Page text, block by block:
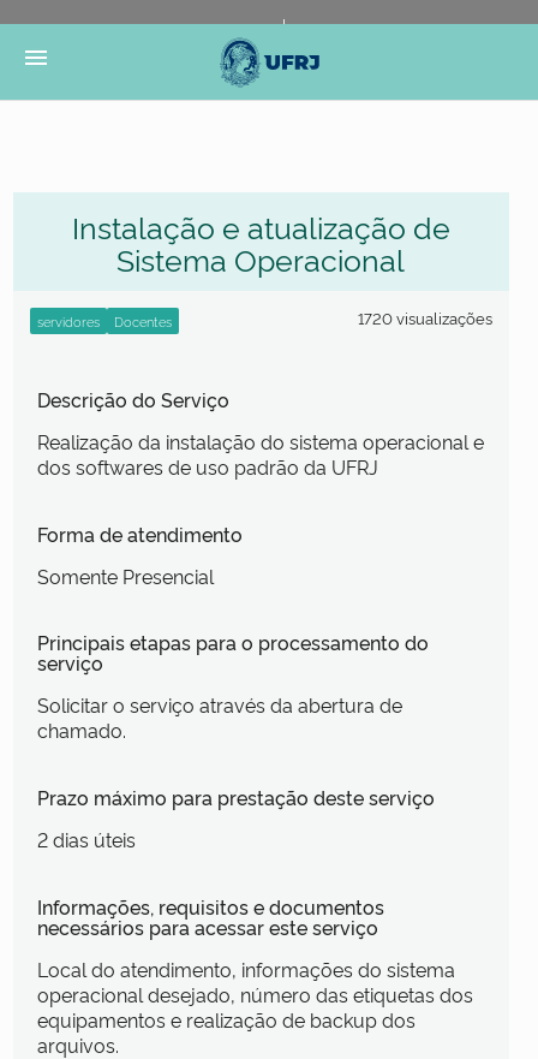
Portal do Governo Brasileiro
Governo
menu
Instalação e atualização de
Sistema Operacional
1720 visualizações
Descrição do Serviço
Realização da instalação do sistema operacional e
dos softwares de uso padrão da UFRJ
Forma de atendimento
Somente Presencial
Principais etapas para o processamento do
serviço
Solicitar o serviço através da abertura de
chamado.
Prazo máximo para prestação deste serviço
2 dias úteis
Informações, requisitos e documentos
necessários para acessar este serviço
Local do atendimento, informações do sistema
operacional desejado, número das etiquetas dos
equipamentos e realização de backup dos
arquivos.